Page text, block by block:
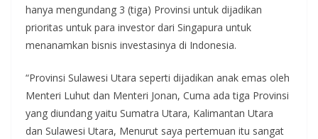
hanya mengundang 3 (tiga) Provinsi untuk dijadikan
prioritas untuk para investor dari Singapura untuk
menanamkan bisnis investasinya di Indonesia.
“Provinsi Sulawesi Utara seperti dijadikan anak emas oleh
Menteri Luhut dan Menteri Jonan, Cuma ada tiga Provinsi
yang diundang yaitu Sumatra Utara, Kalimantan Utara
dan Sulawesi Utara, Menurut saya pertemuan itu sangat